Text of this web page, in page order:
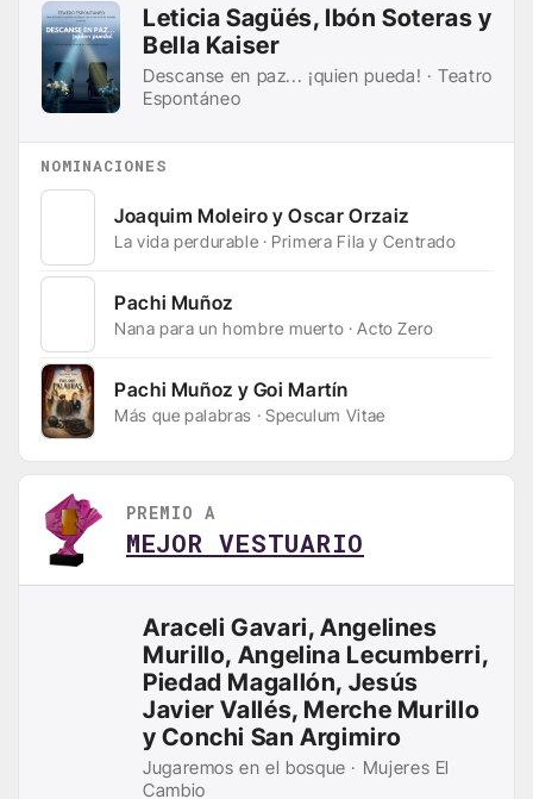
Leticia Sagüés, Ibón Soteras y
Bella Kaiser
Descanse en paz... ¡quien pueda! · Teatro
Espontáneo
NOMINACIONES
Joaquim Moleiro y Oscar Orzaiz
La vida perdurable · Primera Fila y Centrado
Pachi Muñoz
Nana para un hombre muerto · Acto Zero
Pachi Muñoz y Goi Martín
Más que palabras · Speculum Vitae
PREMIO A
MEJOR VESTUARIO
Araceli Gavari, Angelines
Murillo, Angelina Lecumberri,
Piedad Magallón, Jesús
Javier Vallés, Merche Murillo
y Conchi San Argimiro
Jugaremos en el bosque · Mujeres El
Cambio